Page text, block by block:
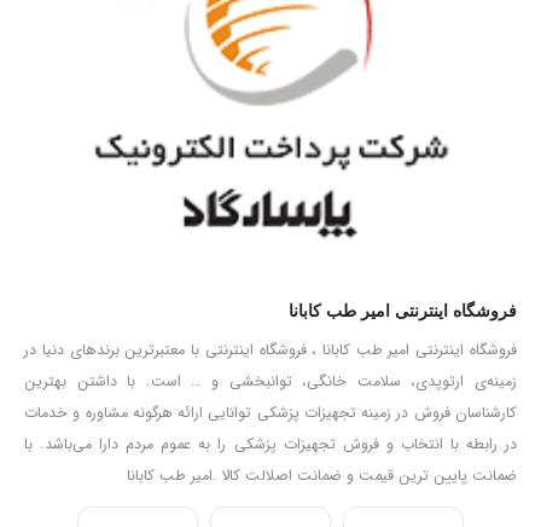
فروشگاه اینترنتی امیر طب کابانا
فروشگاه اینترنتی امیر طب کابانا ، فروشگاه اینترنتی با معتبرترین برندهای دنیا در
زمینه‌ی ارتوپدی، سلامت خانگی، توانبخشی و … است. با داشتن بهترین
کارشناسان فروش در زمینه تجهیزات پزشکی توانایی ارائه هرگونه مشاوره و خدمات
در رابطه با انتخاب و فروش تجهیزات پزشکی را به عموم مردم دارا می‌‌‌‌باشد. با
ضمانت پایین ترین قیمت و ضمانت اصلالت کالا .امیر طب کابانا